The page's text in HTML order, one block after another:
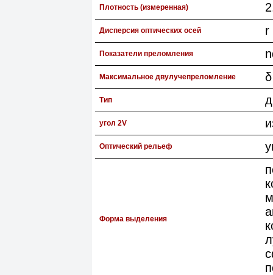
Плотность (измеренная)
Дисперсия оптических осей r
Показатели преломления
Максимальное двулучепреломление
Тип
угол 2V
Оптический рельеф
Форма выделения